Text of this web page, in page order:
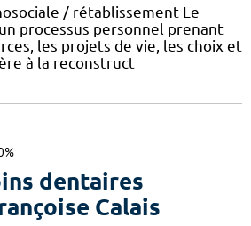
/ rétablissement Le
processus personnel prenant
les projets de vie, les choix et
à la reconstruct
dentaires
Calais